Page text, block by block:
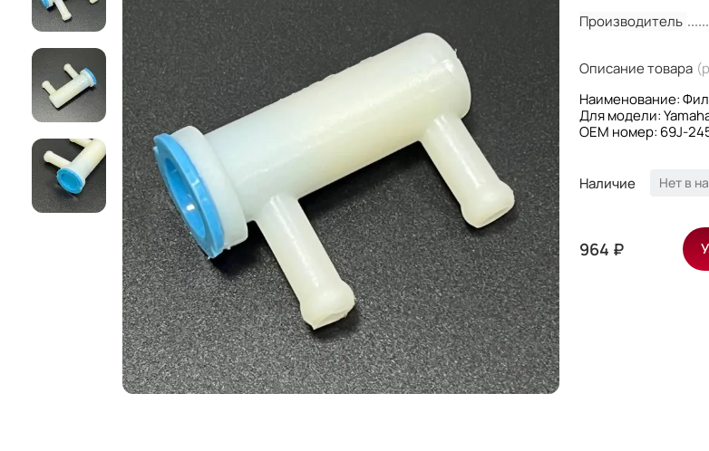
Производитель
Описание товара
Наименование:
Для модели:
OEM номер: 69J-
Наличие
Нет в
964 ₽